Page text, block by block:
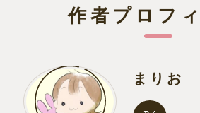
作者プロフ
まりお